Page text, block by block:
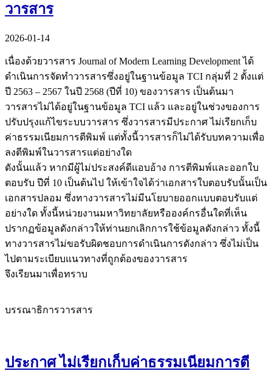
วารสาร
2026-01-14
เนื่องด้วยวารสาร Journal of Modern Learning Development ได้
ดำเนินการจัดทำวารสารซึ่งอยู่ในฐานข้อมูล TCI กลุ่มที่ 2 ตั้งแต่
ปี 2563 – 2567 ในปี 2568 (ปีที่ 10) ของวารสาร เป็นต้นมา
วารสารไม่ได้อยู่ในฐานข้อมูล TCI แล้ว และอยู่ในช่วงของการ
ปรับปรุงแก้ไขระบบวารสาร ซึ่งวารสารมีประกาศ ไม่เรียกเก็บ
ค่าธรรมเนียมการตีพิมพ์ แต่ทั้งนี้วารสารก็ไม่ได้รับบทความเพื่อ
ลงตีพิมพ์ในวารสารแต่อย่างใด
ดังนั้นแล้ว หากมีผู้ไม่ประสงค์ดีแอบอ้าง การตีพิมพ์และออกใบ
ตอบรับ ปีที่ 10 เป็นต้นไป ให้เข้าใจได้ว่าเอกสารใบตอบรับนั้นเป็น
เอกสารปลอม ซึ่งทางวารสารไม่มีนโยบายออกแบบตอบรับแต่
อย่างใด ทั้งนี้หน่วยงานมหาวิทยาลัยหรือองค์กรอื่นใดที่เห็น
ปรากฏข้อมูลดังกล่าวให้ท่านยกเลิกการใช้ข้อมูลดังกล่าว ทั้งนี้
ทางวารสารไม่ขอรับผิดชอบการดำเนินการดังกล่าว ซึ่งไม่เป็น
ไปตามระเบียบแนวทางที่ถูกต้องของวารสาร
จึงเรียนมาเพื่อทราบ
บรรณาธิการวารสาร
ประกาศ ไม่เรียกเก็บค่าธรรมเนียมการตี